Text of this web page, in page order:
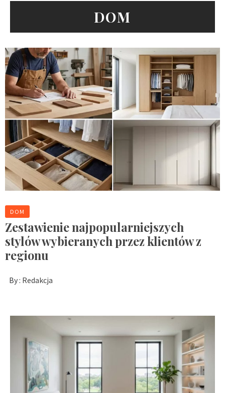
DOM
DOM
Zestawienie najpopularniejszych
stylów wybieranych przez klientów z
regionu
By : Redakcja